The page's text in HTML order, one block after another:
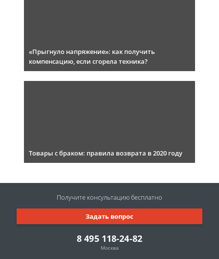
«Прыгнуло напряжение»: как получить
компенсацию, если сгорела техника?
Товары с браком: правила возврата в 2020 году
8 495 118-24-82
Москва
Задать вопрос
Получите консультациюбесплатно